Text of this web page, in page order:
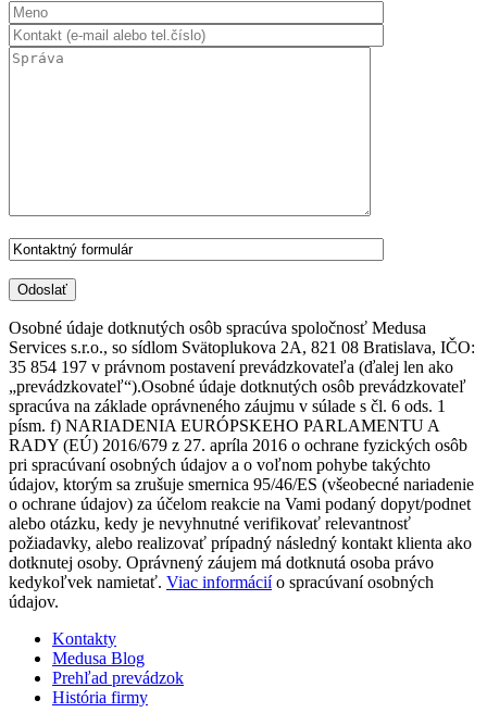
Osobné údaje dotknutých osôb spracúva spoločnosť Medusa
Services s.r.o., so sídlom Svätoplukova 2A, 821 08 Bratislava, IČO:
35 854 197 v právnom postavení prevádzkovateľa (ďalej len ako
„prevádzkovateľ“).Osobné údaje dotknutých osôb prevádzkovateľ
spracúva na základe oprávneného záujmu v súlade s čl. 6 ods. 1
písm. f) NARIADENIA EURÓPSKEHO PARLAMENTU A
RADY (EÚ) 2016/679 z 27. apríla 2016 o ochrane fyzických osôb
pri spracúvaní osobných údajov a o voľnom pohybe takýchto
údajov, ktorým sa zrušuje smernica 95/46/ES (všeobecné nariadenie
o ochrane údajov) za účelom reakcie na Vami podaný dopyt/podnet
alebo otázku, kedy je nevyhnutné verifikovať relevantnosť
požiadavky, alebo realizovať prípadný následný kontakt klienta ako
dotknutej osoby. Oprávnený záujem má dotknutá osoba právo
kedykoľvek namietať. Viac informáciío spracúvaní osobných
údajov.
Kontakty
Medusa Blog
Prehľad prevádzok
História firmy